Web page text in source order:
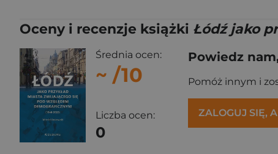
Oceny i recenzje książki Łódź jako
Średnia ocen:
~ /10
Liczba ocen:
0
Powiedz
Pomóż innym i
ZALOGUJ SIĘ,